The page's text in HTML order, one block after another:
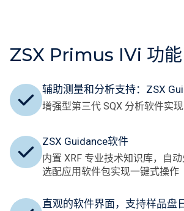
ZSX Primus IVi 功能
辅助测量和分析支持：ZSX
增强型第三代 SQX 分析软件实
ZSX Guidance软件
内置 XRF 专业技术知识库，自
选配应用软件包实现一键式操作
直观的软件界面，支持样品盘